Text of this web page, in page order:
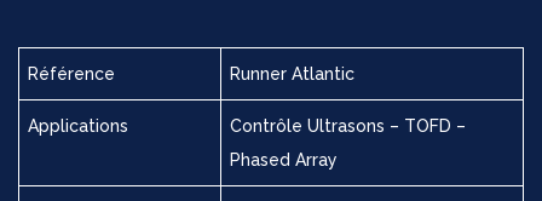
Référence Runner Atlantic
Applications
Contrôle Ultrasons – TOFD –
Phased Array